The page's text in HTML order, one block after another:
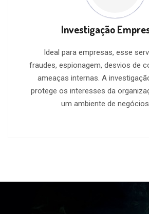
Investigação
Ideal para empresas, esse
fraudes, espionagem, desvios de
ameaças internas. A
protege os interesses da
um ambiente de